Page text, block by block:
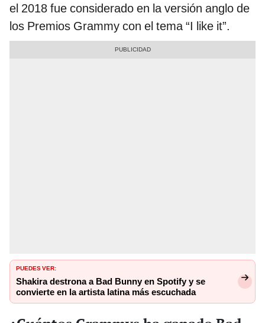
el 2018 fue considerado en la versión anglo de
los Premios Grammy con el tema “I like it”.
PUEDES VER:
Shakira destrona a Bad Bunny en Spotify y se
convierte en la artista latina más escuchada